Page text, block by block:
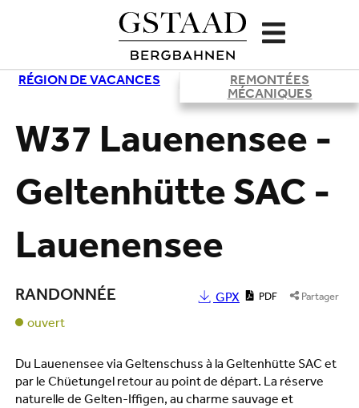
RÉGION DE VACANCES
REMONTÉES
MÉCANIQUES
W37 Lauenensee -
Geltenhütte SAC -
Lauenensee
RANDONNÉE GPX PDF Partager
ouvert
Du Lauenensee via Geltenschuss à la Geltenhütte SAC et
par le Chüetungel retour au point de départ. La réserve
naturelle de Gelten-Iffigen, au charme sauvage et